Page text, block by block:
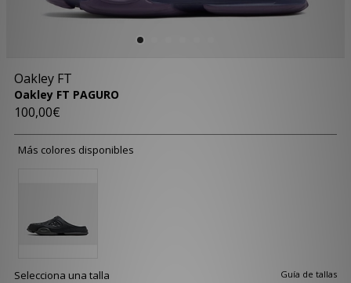
Oakley FT
Oakley FT PAGURO
100,00€
Más colores disponibles
Guía de tallas
Selecciona una talla